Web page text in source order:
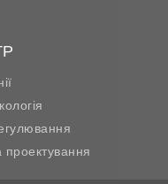
проектування